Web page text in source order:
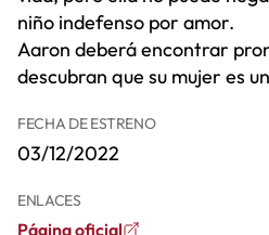
niño indefenso por amor.
Aaron deberá encontrar
descubran que su mujer es
FECHA DE ESTRENO
03/12/2022
ENLACES
Página oficial